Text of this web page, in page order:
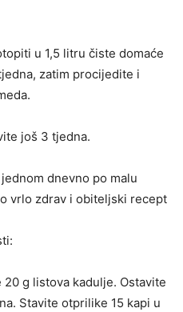
u 1,5 litru čiste domaće
zatim procijedite i
još 3 tjedna.
dnevno po malu
vrlo zdrav i obiteljski recept
g listova kadulje. Ostavite
Stavite otprilike 15 kapi u